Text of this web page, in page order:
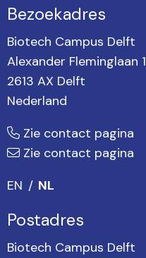
Bezoekadres
Biotech Campus Delft
Alexander Fleminglaan 1
2613 AX Delft
Nederland
Zie contact pagina
Zie contact pagina
EN
NL
Postadres
Biotech Campus Delft